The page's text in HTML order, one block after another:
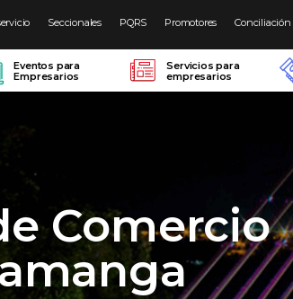
Seccionales PQRS Promotores
Eventos para
Empresarios
Servicios para
empresarios
Comercio